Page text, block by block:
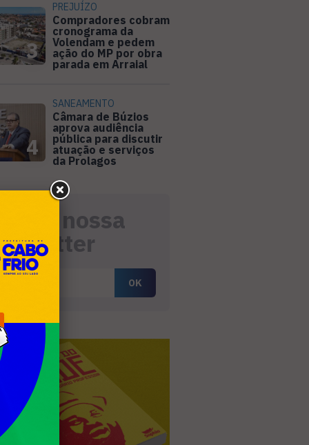
3
PREJUÍZO
Compradores cobram
cronograma da
Volendam e pedem
ação do MP por obra
parada em Arraial
4
SANEAMENTO
Câmara de Búzios
aprova audiência
pública para discutir
atuação e serviços
da Prolagos
nossa